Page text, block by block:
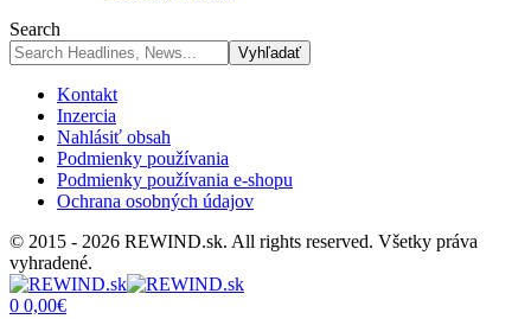
Search
Kontakt
Inzercia
Nahlásiť obsah
Podmienky používania
Podmienky používania e-shopu
Ochrana osobných údajov
© 2015 - 2026 REWIND.sk. All rights reserved. Všetky práva
vyhradené.
0 0,00€